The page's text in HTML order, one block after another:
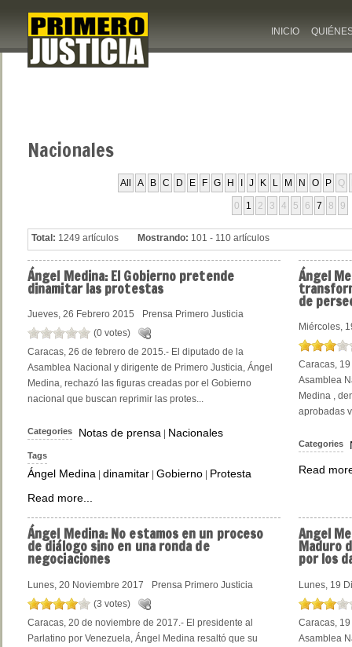
INICIO
Nacionales
All A B C D E F G H J K L M N O P Q
0 1 2 3 4 5 6 7 8 9
Total: 1249 artículos Mostrando: 101 - 110 artículos
Ángel Medina: El Gobierno pretende
dinamitar las protestas
Jueves, 26 Febrero 2015
Prensa Primero Justicia
(0 votes)
Caracas, 26 de febrero de 2015.- El diputado de la
Asamblea Nacional y dirigente de Primero Justicia, Ángel
Medina, rechazó las figuras creadas por el Gobierno
nacional que buscan reprimir las protes...
Categories Notas de prensa Nacionales
Tags
Ángel Medina dinamitar Gobierno
Protesta
Read more...
Ángel
de
Miércoles,
Caracas,
Asamblea
Medina ,
aprobadas
Categories
Read
ÁngelMedina: No estamos en un proceso
de diálogo sino en una ronda de
negociaciones
Lunes, 20 Noviembre 2017
Prensa Primero Justicia
(3 votes)
Caracas, 20 de noviembre de 2017.- El presidente al
Parlatino por Venezuela, Ángel Medina resaltó que su
Angel
Maduro
por los
Lunes, 19
Caracas,
Asamblea